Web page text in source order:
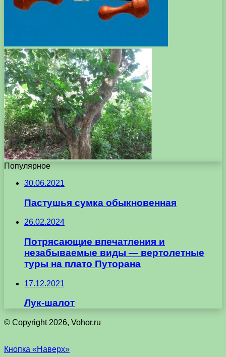
Популярное
30.06.2021
Пастушья сумка обыкновенная
26.02.2024
Потрясающие впечатления и
незабываемые виды — вертолетные
туры на плато Путорана
17.12.2021
Лук-шалот
© Copyright 2026, Vohor.ru
Кнопка «Наверх»